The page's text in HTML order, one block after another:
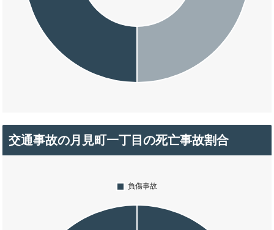
交通事故の月見町一丁目の死亡事故割合